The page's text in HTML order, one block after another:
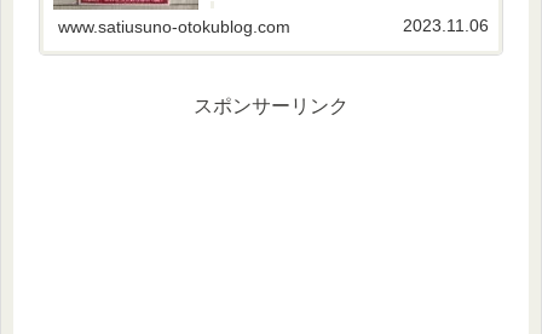
ントとTポイントが貯まる・使えるのは便利！株
主優待の内容ウエル...
www.satiusuno-otokublog.com 2023.11.06
スポンサーリンク